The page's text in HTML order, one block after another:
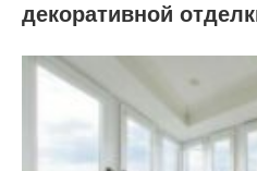
декоративной